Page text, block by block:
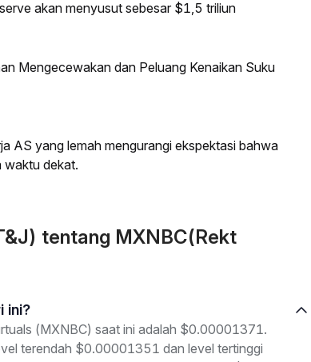
akan menyusut sebesar $1,5 triliun
Mengecewakan dan Peluang Kenaikan Suku
AS yang lemah mengurangi ekspektasi bahwa
waktu dekat.
tentang MXNBC(Rekt
ini?
(MXNBC) saat ini adalah $0.00001371.
terendah $0.00001351 dan level tertinggi